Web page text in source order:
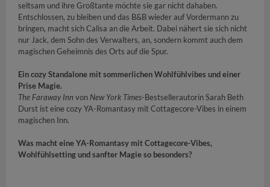
seltsam und ihre Großtante möchte sie gar nicht dahaben.
Entschlossen, zu bleiben und das B&B wieder auf Vordermann zu
bringen, macht sich Calisa an die Arbeit. Dabei nähert sie sich nicht
nur Jack, dem Sohn des Verwalters, an, sondern kommt auch dem
magischen Geheimnis des Orts auf die Spur.
Ein cozy Standalone mit sommerlichen Wohlfühlvibes und einer
Prise Magie.
The Faraway Inn vonNew York Times-Bestsellerautorin Sarah Beth
Durst ist eine cozy YA-Romantasy mit Cottagecore-Vibes in einem
magischen Inn.
Was macht eine YA-Romantasy mit Cottagecore-Vibes,
Wohlfühlsetting und sanfter Magie so besonders?